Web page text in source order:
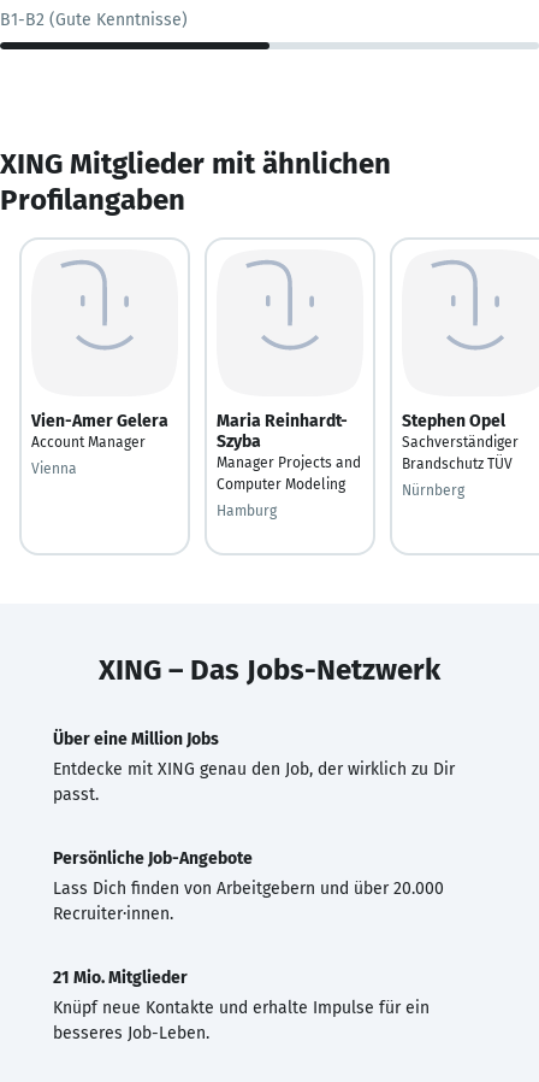
B1-B2 (Gute Kenntnisse)
XING Mitglieder mit ähnlichen
Profilangaben
Vien-Amer Gelera
Account Manager
Vienna
Maria Reinhardt-
Szyba
Manager Projects and
Computer Modeling
Hamburg
Stephen Opel
Sachverständiger
Brandschutz TÜV
Nürnberg
XING – Das Jobs-Netzwerk
Über eine Million Jobs
Entdecke mit XING genau den Job, der wirklich zu Dir
passt.
Persönliche Job-Angebote
Lass Dich finden von Arbeitgebern und über 20.000
Recruiter·innen.
21 Mio. Mitglieder
Knüpf neue Kontakte und erhalte Impulse für ein
besseres Job-Leben.